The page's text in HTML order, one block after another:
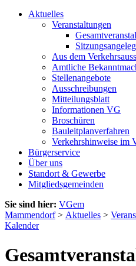
Aktuelles
Veranstaltungen
Aus dem
Amtliche
Stellenangebote
Ausschreibungen
Mitteilungsblatt
Informationen VG
Broschüren
Bauleitplanverfahren
Verkehrshinweise im
Bürgerservice
Über uns
Standort & Gewerbe
Mitgliedsgemeinden
Sie sind hier: VGem
Mammendorf> Aktuelles >
Kalender